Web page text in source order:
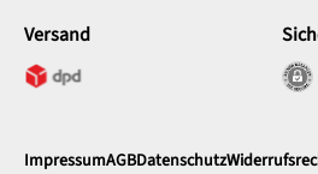
Versand
ImpressumAGBDatenschutz